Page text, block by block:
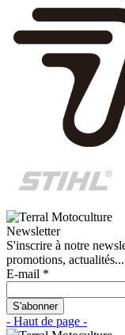
Newsletter
S'inscrire à notre
promotions, actualités...
E-mail *
- Haut de page -